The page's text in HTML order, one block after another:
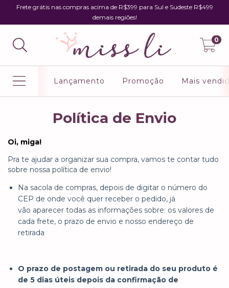
Frete grátis nas compras acima de R$399 para Sul e Sudeste R$499
demais regiões!
0
Lançamento Promoção Mais
Política de Envio
Oi, miga!
Pra te ajudar a organizar sua compra, vamos te contar tudo
sobre nossa política de envio!
Na sacola de compras, depois de digitar o número do
CEP de onde você quer receber o pedido, já
vão aparecer todas as informações sobre: os valores de
cada frete, o prazo de envio e nosso endereço de
retirada
O prazo de postagem ou retirada do seu produto é
de 5 dias úteis depois da confirmação de